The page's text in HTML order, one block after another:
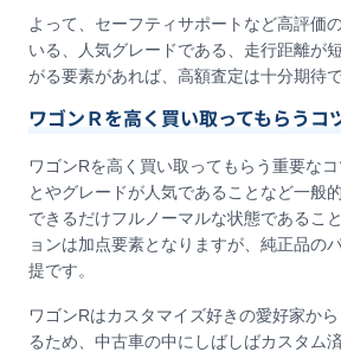
よって、セーフティサポートなど高評価
いる、人気グレードである、走行距離が
がる要素があれば、高額査定は十分期待
ワゴンＲを高く買い取ってもらうコ
ワゴンRを高く買い取ってもらう重要な
とやグレードが人気であることなど一般
できるだけフルノーマルな状態であるこ
ョンは加点要素となりますが、純正品の
提です。
ワゴンRはカスタマイズ好きの愛好家か
るため、中古車の中にしばしばカスタム